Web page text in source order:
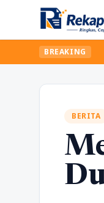
BREAKING
BERITA